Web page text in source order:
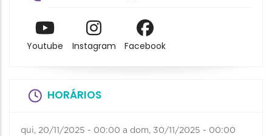
Youtube Instagram Facebook
HORÁRIOS
qui, 20/11/2025 - 00:00 a dom, 30/11/2025 - 00:00